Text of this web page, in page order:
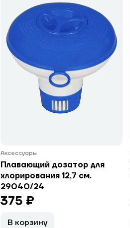
Аксессуары
Плавающий дозатор для
хлорирования 12,7 см.
29040/24
375 ₽
В корзину